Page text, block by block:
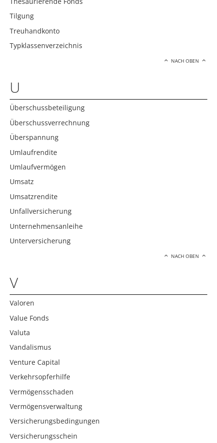
Tilgung
Treuhandkonto
Typklassenverzeichnis
NACH OBEN
U
Überschussbeteiligung
Überschussverrechnung
Überspannung
Umlaufrendite
Umlaufvermögen
Umsatz
Umsatzrendite
Unfallversicherung
Unternehmensanleihe
Unterversicherung
NACH OBEN
V
Valoren
Value Fonds
Valuta
Vandalismus
Venture Capital
Verkehrsopferhilfe
Vermögensschaden
Vermögensverwaltung
Versicherungsbedingungen
Versicherungsschein